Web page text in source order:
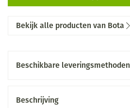
Bekijk alle producten van Bota
Beschikbare leveringsmethoden
Beschrijving